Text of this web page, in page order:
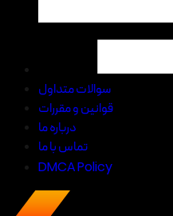
سوالات متداول
قوانین و مقررات
درباره ما
تماس با ما
DMCA Policy